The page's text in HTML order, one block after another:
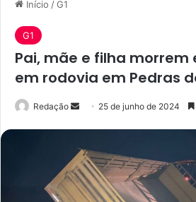
Início /G1
G1
Pai, mãe e filha
em rodovia em Pedras
Redação
d
e
u
25 de junho de 2024